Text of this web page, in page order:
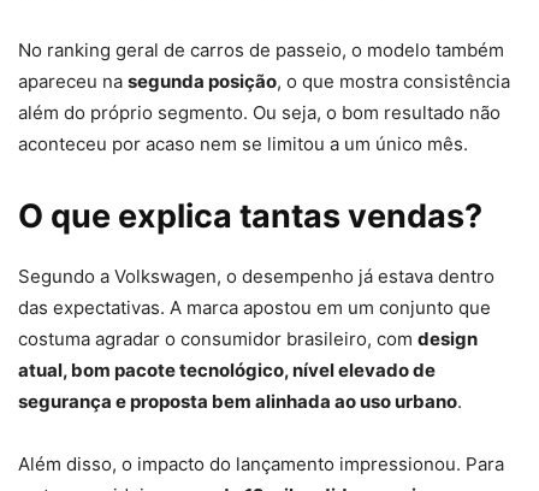
No ranking geral de carros de passeio, o modelo também
apareceu na segunda posição, o que mostra consistência
além do próprio segmento. Ou seja, o bom resultado não
aconteceu por acaso nem se limitou a um único mês.
O que explica tantas vendas?
Segundo a Volkswagen, o desempenho já estava dentro
das expectativas. A marca apostou em um conjunto que
costuma agradar o consumidor brasileiro, com design
atual, bom pacote tecnológico, nível elevado de
segurança e proposta bem alinhada ao uso urbano.
Além disso, o impacto do lançamento impressionou. Para